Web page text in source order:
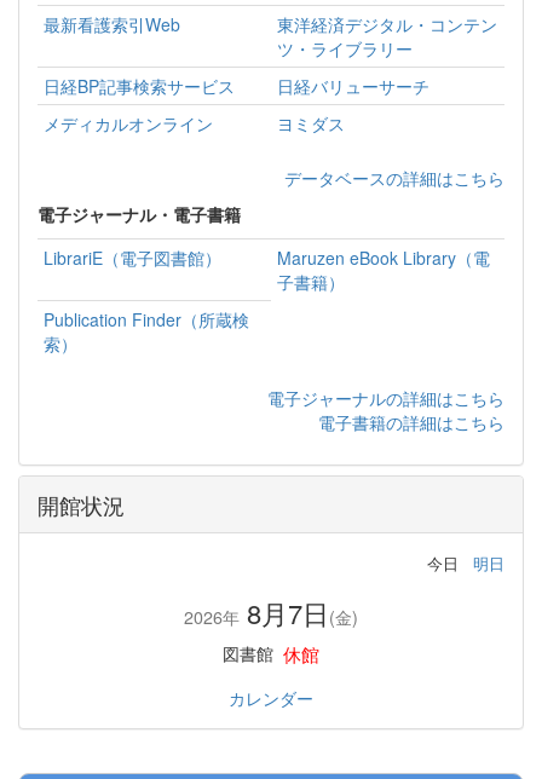
最新看護索引Web
東洋経済デジタル・コンテン
ツ・ライブラリー
日経BP記事検索サービス
日経バリューサーチ
メディカルオンライン
ヨミダス
データベースの詳細はこちら
電子ジャーナル・電子書籍
LibrariE（電子図書館）
Maruzen eBook Library（電
子書籍）
Publication Finder（所蔵検
索）
電子ジャーナルの詳細はこちら
電子書籍の詳細はこちら
開館状況
今日 明日
2026年 8月7日 (金)
図書館 休館
カレンダー